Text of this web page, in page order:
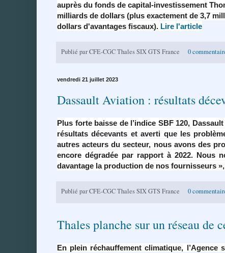
auprès du fonds de capital-investissement
milliards de dollars (plus exactement de 3,7
dollars d'avantages fiscaux). Lire l'article
Publié parCFE-CGC Thales SIX GTS France 0
vendredi 21 juillet 2023
Dassault Aviation : résultats
Plus forte baisse de l’indice SBF 120,
résultats décevants et averti que les
autres acteurs du secteur, nous avons des
encore dégradée par rapport à 2022. Nous
davantage la production de nos fournisseurs
Publié parCFE-CGC Thales SIX GTS France 0
Thales planche sur un réseau de
En plein réchauffement climatique,